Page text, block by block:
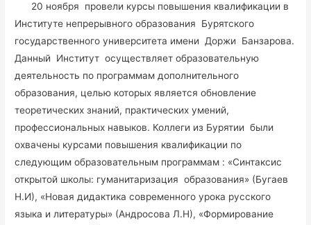
20 ноября провели курсы повышения квалификации в
Институте непрерывного образования Бурятского
государственного университета имени Доржи Банзарова.
Данный Институт осуществляет образовательную
деятельность по программам дополнительного
образования, целью которых является обновление
теоретических знаний, практических умений,
профессиональных навыков. Коллеги из Бурятии были
охвачены курсами повышения квалификации по
следующим образовательным программам : «Синтаксис
открытой школы: гуманитаризация образования» (Бугаев
Н.И), «Новая дидактика современного урока русского
языка и литературы» (Андросова Л.Н), «Формирование